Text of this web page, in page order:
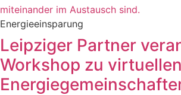
Energieeinsparung
Leipziger Partner
Workshop zu virtuellen